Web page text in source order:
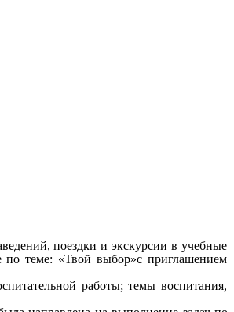
поездки и экскурсии в учебные
по теме: «Твой выбор»с приглашением
работы; темы воспитания,